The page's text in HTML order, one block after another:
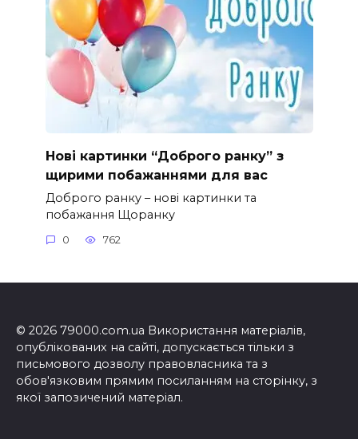
Нові картинки “Доброго ранку” з
щирими побажаннями для вас
Доброго ранку – нові картинки та
побажання Щоранку
0 762
© 2026 79000.com.ua Використання матеріалів,
опублікованих на сайті, допускається тільки з
письмового дозволу правовласника та з
обов'язковим прямим посиланням на сторінку, з
якої запозичений матеріал.